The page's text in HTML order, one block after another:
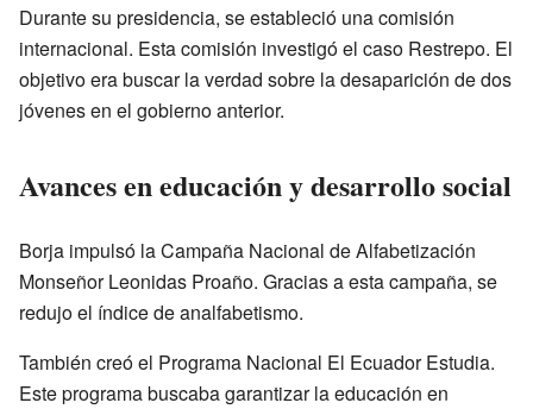
Durante su presidencia, se estableció una comisión
internacional. Esta comisión investigó el caso Restrepo. El
objetivo era buscar la verdad sobre la desaparición de dos
jóvenes en el gobierno anterior.
Avances en educación y desarrollo social
Borja impulsó la Campaña Nacional de Alfabetización
Monseñor Leonidas Proaño. Gracias a esta campaña, se
redujo el índice de analfabetismo.
También creó el Programa Nacional El Ecuador Estudia.
Este programa buscaba garantizar la educación en